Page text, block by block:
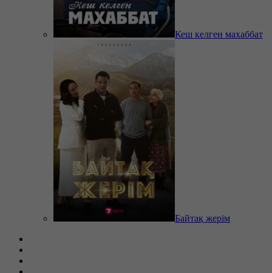
Кеш келген махаббат
Байтақ жерім